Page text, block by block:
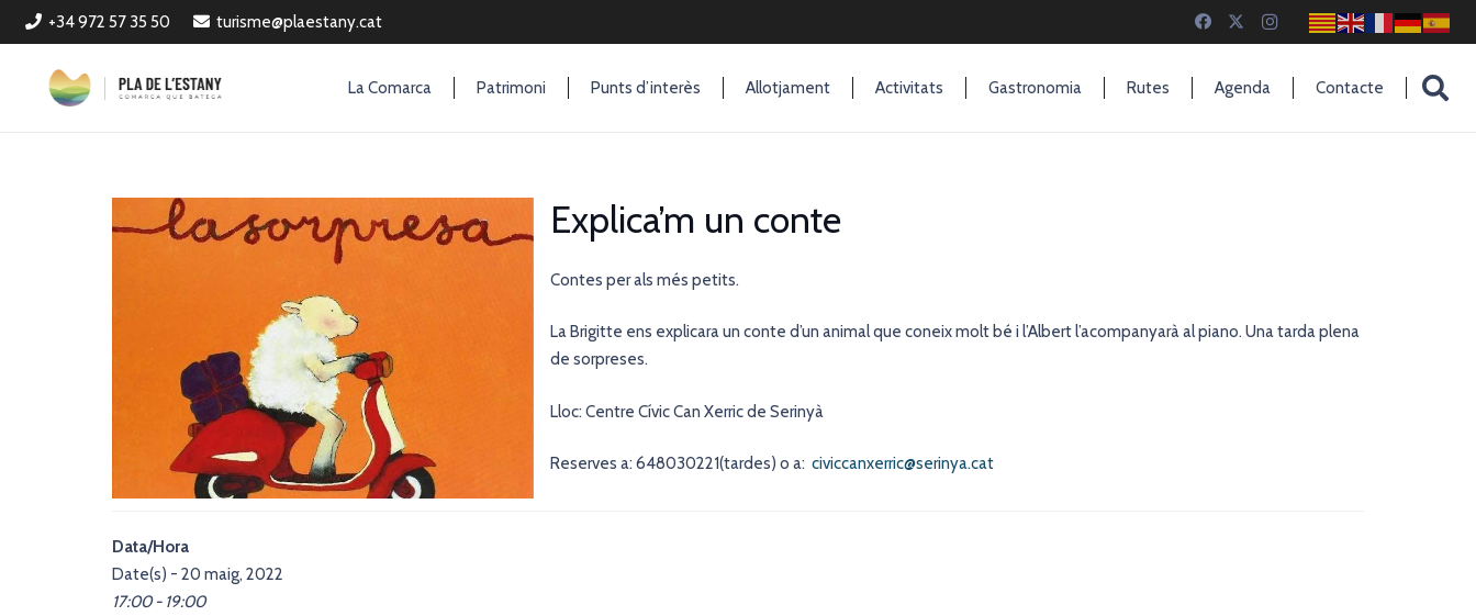
+34 972 57 35 50 turisme@plaestany.cat
La Comarca Patrimoni Punts d’interès Allotjament Activitats Gastronomia Rutes Agenda Contacte
Explica’m un conte
Contes per als més petits.
La Brigitte ens explicara un conte d’un animal que coneix molt bé i l’Albert l’acompanyarà al piano. Una tarda plena
de sorpreses.
Lloc: Centre Cívic Can Xerric de Serinyà
Reserves a: 648030221(tardes) o a: civiccanxerric@serinya.cat
Data/Hora
Date(s) - 20 maig, 2022
17:00 - 19:00